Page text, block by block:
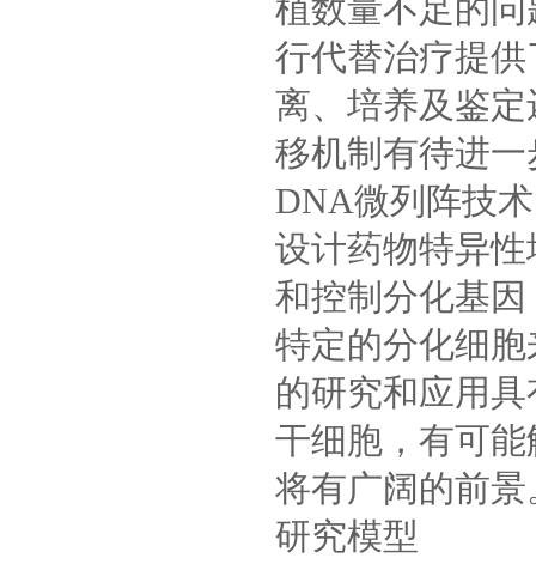
植数量不足的
行代替治疗提
离、培养及鉴
移机制有待进
DNA微列阵技
设计药物特异
和控制分化基
特定的分化细
的研究和应用
干细胞，有可
将有广阔的前景
研究模型